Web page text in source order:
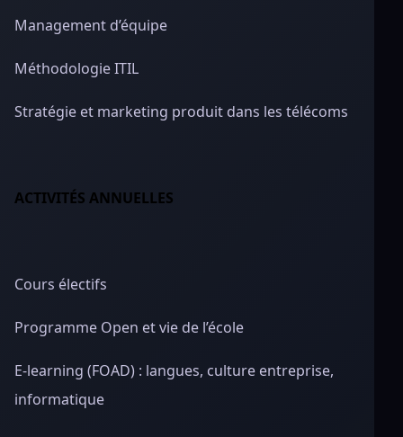
Management d’équipe
Méthodologie ITIL
Stratégie et marketing produit dans les télécoms
ACTIVITÉS ANNUELLES
Cours électifs
Programme Open et vie de l’école
E-learning (FOAD) : langues, culture entreprise,
informatique